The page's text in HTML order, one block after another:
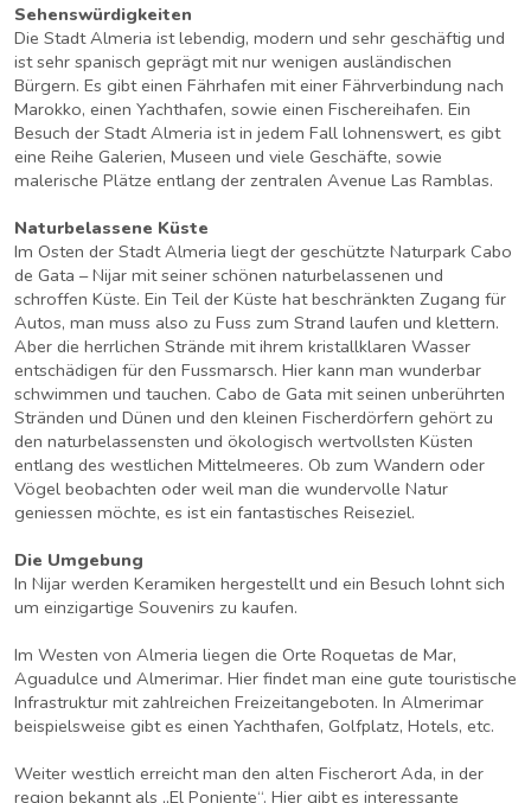
Sehenswürdigkeiten
Die Stadt Almeria ist lebendig, modern und sehr geschäftig und
ist sehr spanisch geprägt mit nur wenigen ausländischen
Bürgern. Es gibt einen Fährhafen mit einer Fährverbindung nach
Marokko, einen Yachthafen, sowie einen Fischereihafen. Ein
Besuch der Stadt Almeria ist in jedem Fall lohnenswert, es gibt
eine Reihe Galerien, Museen und viele Geschäfte, sowie
malerische Plätze entlang der zentralen Avenue Las Ramblas.
Naturbelassene Küste
Im Osten der Stadt Almeria liegt der geschützte Naturpark Cabo
de Gata – Nijar mit seiner schönen naturbelassenen und
schroffen Küste. Ein Teil der Küste hat beschränkten Zugang für
Autos, man muss also zu Fuss zum Strand laufen und klettern.
Aber die herrlichen Strände mit ihrem kristallklaren Wasser
entschädigen für den Fussmarsch. Hier kann man wunderbar
schwimmen und tauchen. Cabo de Gata mit seinen unberührten
Stränden und Dünen und den kleinen Fischerdörfern gehört zu
den naturbelassensten und ökologisch wertvollsten Küsten
entlang des westlichen Mittelmeeres. Ob zum Wandern oder
Vögel beobachten oder weil man die wundervolle Natur
geniessen möchte, es ist ein fantastisches Reiseziel.
Die Umgebung
In Nijar werden Keramiken hergestellt und ein Besuch lohnt sich
um einzigartige Souvenirs zu kaufen.
Im Westen von Almeria liegen die Orte Roquetas de Mar,
Aguadulce und Almerimar. Hier findet man eine gute touristische
Infrastruktur mit zahlreichen Freizeitangeboten. In Almerimar
beispielsweise gibt es einen Yachthafen, Golfplatz, Hotels, etc.
Weiter westlich erreicht man den alten Fischerort Ada, in der
region bekannt als „El Poniente“. Hier gibt es interessante